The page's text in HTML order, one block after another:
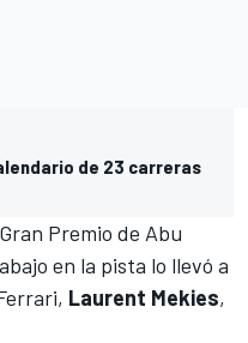
de 23 carreras
Premio de Abu
en la pista lo llevó a
Laurent Mekies,